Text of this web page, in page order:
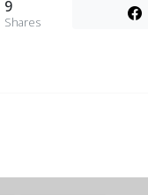
9
Shares